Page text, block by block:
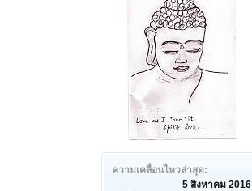
ความเคลื่อนไหวล่าสุด:
5 สิงหาคม 2016